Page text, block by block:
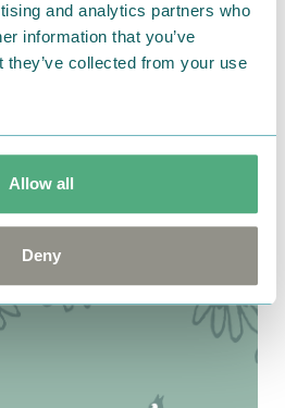
and analytics partners who
information that you’ve
they’ve collected from your use
Allow all
Deny
ルがたくさん登場！